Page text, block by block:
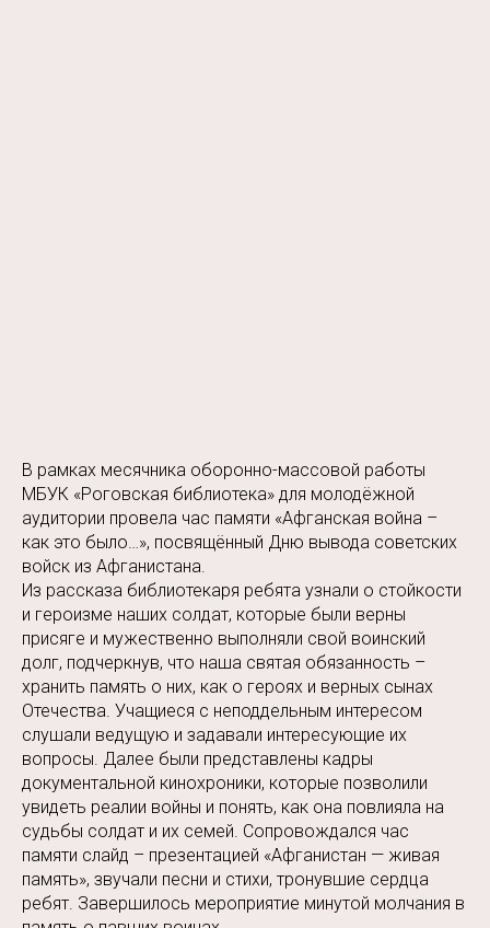
В рамках месячника оборонно-массовой работы
МБУК «Роговская библиотека» для молодёжной
аудитории провела час памяти «Афганская война –
как это было…», посвящённый Дню вывода советских
войск из Афганистана.
Из рассказа библиотекаря ребята узнали о стойкости
и героизме наших солдат, которые были верны
присяге и мужественно выполняли свой воинский
долг, подчеркнув, что наша святая обязанность –
хранить память о них, как о героях и верных сынах
Отечества. Учащиеся с неподдельным интересом
слушали ведущую и задавали интересующие их
вопросы. Далее были представлены кадры
документальной кинохроники, которые позволили
увидеть реалии войны и понять, как она повлияла на
судьбы солдат и их семей. Сопровождался час
памяти слайд – презентацией «Афганистан — живая
память», звучали песни и стихи, тронувшие сердца
ребят. Завершилось мероприятие минутой молчания в